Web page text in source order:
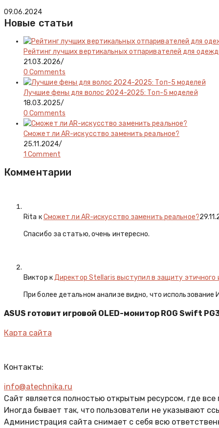
09.06.2024
Новые статьи
Рейтинг лучших вертикальных отпаривателей для
21.03.2026/
0 Comments
Лучшие фены для волос 2024-2025: Топ-5 моделей
18.03.2025/
0 Comments
Сможет ли AR-искусство заменить реальное?
25.11.2024/
1 Comment
Комментарии
Rita кСможет ли AR-искусство заменить реальное?
Спасибо за статью, очень интересно.
Виктор кДиректор Stellaris выступил в защиту этичного
При более детальном анализе видно, что
ASUS готовит игровой OLED-монитор ROG Swift
Карта сайта
Контакты:
info@atechnika.ru
Сайт является полностью открытым ресурсом, где
Иногда бывает так, что пользователи не указывают
Администрация сайта снимает с себя всю